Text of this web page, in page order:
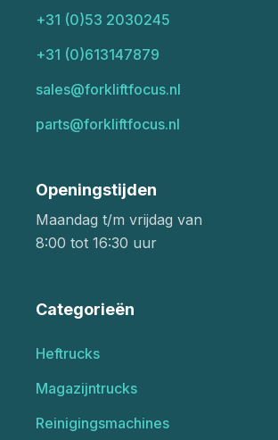
+31 (0)53 2030245
+31 (0)613147879
sales@forkliftfocus.nl
parts@forkliftfocus.nl
Openingstijden
Maandag t/m vrijdag van
8:00 tot 16:30 uur
Categorieën
Heftrucks
Magazijntrucks
Reinigingsmachines